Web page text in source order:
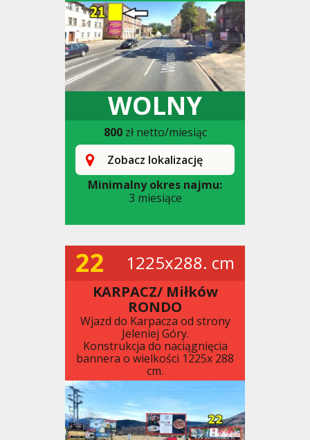
WOLNY
800zł netto/miesiąc
Zobacz lokalizację
Minimalny okres najmu:
3 miesiące
22 1225x288. cm
KARPACZ/ Miłków
RONDO
Wjazd do Karpacza od strony
Jeleniej Góry.
Konstrukcja do naciągnięcia
bannera o wielkości 1225x 288
cm.